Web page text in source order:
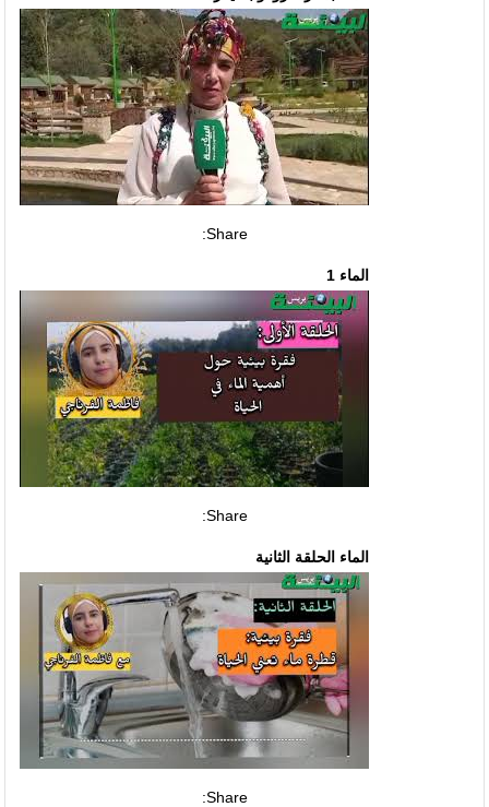
Share:
الماء 1
Share:
الماء الحلقة الثانية
Share: